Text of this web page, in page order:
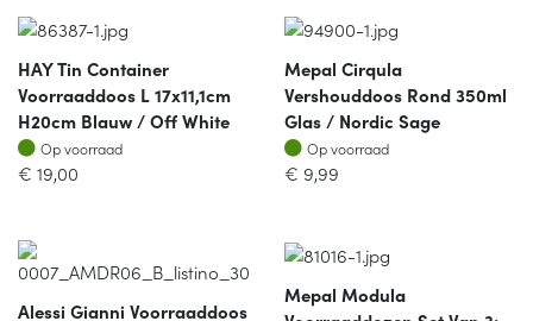
HAY Tin Container
Voorraaddoos L 17x11,1cm
H20cm Blauw / Off White
Op voorraad
Op voorraad
€ 19,00
Mepal Cirqula
Vershouddoos Rond 350ml
Glas / Nordic Sage
Op voorraad
Op voorraad
€ 9,99
Alessi Gianni Voorraaddoos
Mepal Modula